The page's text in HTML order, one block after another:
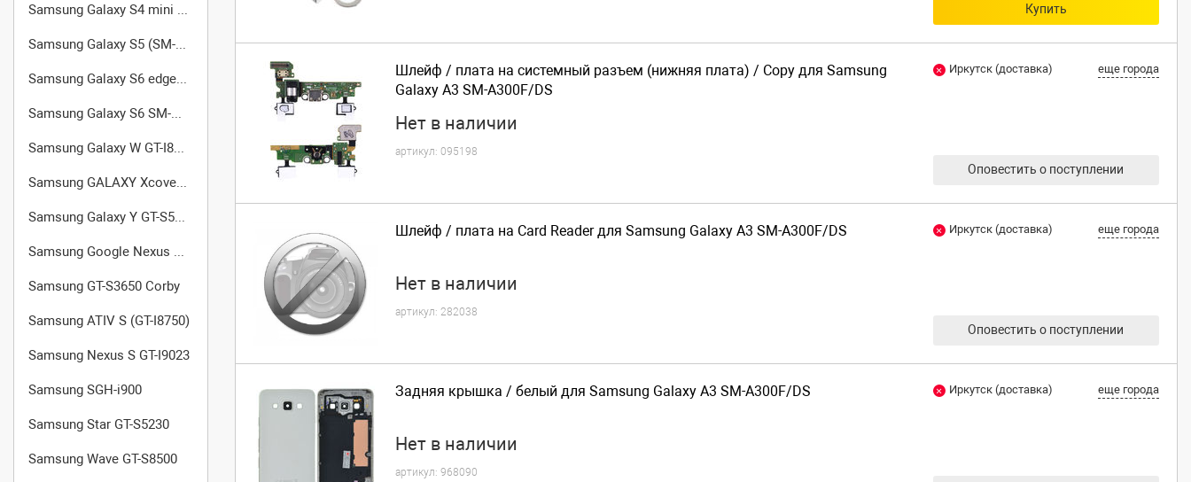
Samsung Galaxy S4 mini Black Edition (GT-I9195)
Samsung Galaxy S5 (SM-G900FD)
Samsung Galaxy S6 edge (SM-G925F)
Samsung Galaxy S6 SM-G920
Samsung Galaxy W GT-I8150
Samsung GALAXY Xcover (GT-S5690)
Samsung Galaxy Y GT-S5360
Samsung Google Nexus S I9020
Samsung GT-S3650 Corby
Samsung ATIV S (GT-I8750)
Samsung Nexus S GT-I9023
Samsung SGH-i900
Samsung Star GT-S5230
Samsung Wave GT-S8500
Купить
Шлейф / плата на системный разъем (нижняя плата) / Copy для Samsung
Galaxy A3 SM-A300F/DS
Нет в наличии
артикул: 095198
Иркутск (доставка) еще города
Оповестить о поступлении
Шлейф / плата на Card Reader для Samsung Galaxy A3 SM-A300F/DS
Нет в наличии
артикул: 282038
Иркутск (доставка) еще города
Оповестить о поступлении
Задняя крышка / белый для Samsung Galaxy A3 SM-A300F/DS
Нет в наличии
артикул: 968090
Иркутск (доставка) еще города